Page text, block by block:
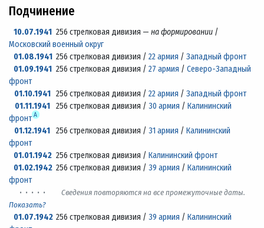
Подчинение
10.07.1941256 стрелковая дивизия —на формировании /
Московский военный округ
01.08.1941256 стрелковая дивизия /22 армия /Западный фронт
01.09.1941256 стрелковая дивизия /27 армия /Северо-Западный
фронт
01.10.1941 256 стрелковая дивизия /22 армия /Западный фронт
01.11.1941 256 стрелковая дивизия /30 армия /Калининский
фронт А
01.12.1941 256 стрелковая дивизия /31 армия /Калининский
фронт
01.01.1942256 стрелковая дивизия /Калининский фронт
01.02.1942256 стрелковая дивизия /39 армия /Калининский
фронт
· · · · ·
Сведения повторяются на все промежуточные даты.
Показать?
01.07.1942256 стрелковая дивизия /39 армия /Калининский